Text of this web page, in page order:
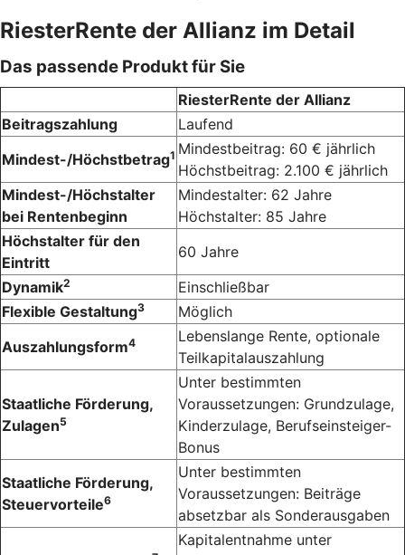
RiesterRente der Allianz im Detail
Das passende Produkt für Sie
RiesterRente der Allianz
Beitragszahlung
Laufend
Mindest-/Höchstbetrag1 Mindestbeitrag: 60 € jährlich
Höchstbeitrag: 2.100 € jährlich
Mindest-/Höchstalter
bei Rentenbeginn
Mindestalter: 62 Jahre
Höchstalter: 85 Jahre
Höchstalter für den
Eintritt
60 Jahre
Dynamik2
Einschließbar
Flexible Gestaltung3
Möglich
Auszahlungsform4
Lebenslange Rente, optionale
Teilkapitalauszahlung
Staatliche Förderung,
Zulagen5
Unter bestimmten
Voraussetzungen: Grundzulage,
Kinderzulage, Berufseinsteiger-
Bonus
Staatliche Förderung,
Steuervorteile6
Unter bestimmten
Voraussetzungen: Beiträge
absetzbar als Sonderausgaben
Kapitalentnahme unter